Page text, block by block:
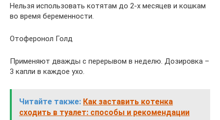
Нельзя использовать котятам до 2-х месяцев и кошкам
во время беременности.
Отоферонол Голд
Применяют дважды с перерывом в неделю. Дозировка –
3 капли в каждое ухо.
Читайте также: Как заставить котенка
сходить в туалет: способы и рекомендации